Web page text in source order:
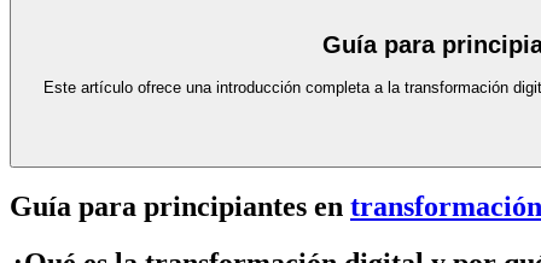
Guía para
Este artículo ofrece una introducción completa a la transformación
Guía para principiantes en